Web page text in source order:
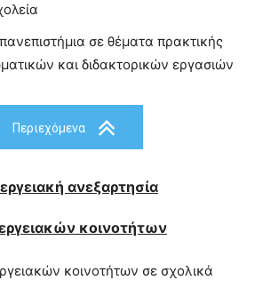
σε θέματα πρακτικής
και διδακτορικών εργασιών
Περιεχόμενα
ανεξαρτησία
κοινοτήτων
κοινοτήτων σε σχολικά